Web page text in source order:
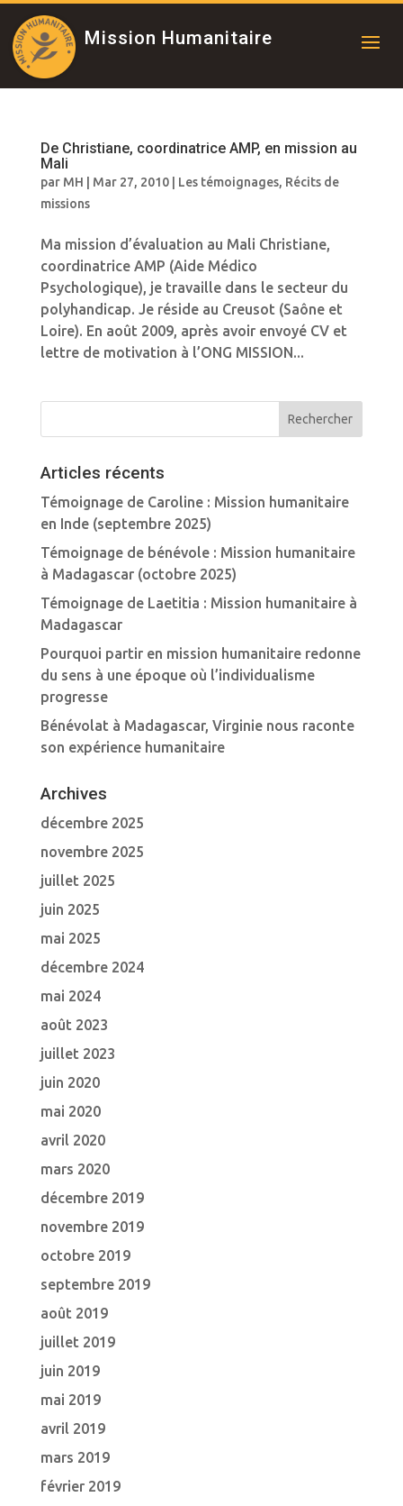
Mission Humanitaire
De Christiane, coordinatrice AMP, en mission au
Mali
par MH Mar 27, 2010| Les témoignages, Récits de
missions
Ma mission d’évaluation au Mali Christiane,
coordinatrice AMP (Aide Médico
Psychologique), je travaille dans le secteur du
polyhandicap. Je réside au Creusot (Saône et
Loire). En août 2009, après avoir envoyé CV et
lettre de motivation à l’ONG MISSION...
Articles récents
Témoignage de Caroline : Mission humanitaire
en Inde (septembre 2025)
Témoignage de bénévole : Mission humanitaire
à Madagascar (octobre 2025)
Témoignage de Laetitia : Mission humanitaire à
Madagascar
Pourquoi partir en mission humanitaire redonne
du sens à une époque où l’individualisme
progresse
Bénévolat à Madagascar, Virginie nous raconte
son expérience humanitaire
Archives
décembre 2025
novembre 2025
juillet 2025
juin 2025
mai 2025
décembre 2024
mai 2024
août 2023
juillet 2023
juin 2020
mai 2020
avril 2020
mars 2020
décembre 2019
novembre 2019
octobre 2019
septembre 2019
août 2019
juillet 2019
juin 2019
mai 2019
avril 2019
mars 2019
février 2019